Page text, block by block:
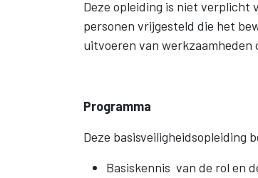
Deze opleiding is niet verplicht
personen vrijgesteld die het
uitvoeren van werkzaamheden
Programma
Deze basisveiligheidsopleiding
Basiskennis van de rol en